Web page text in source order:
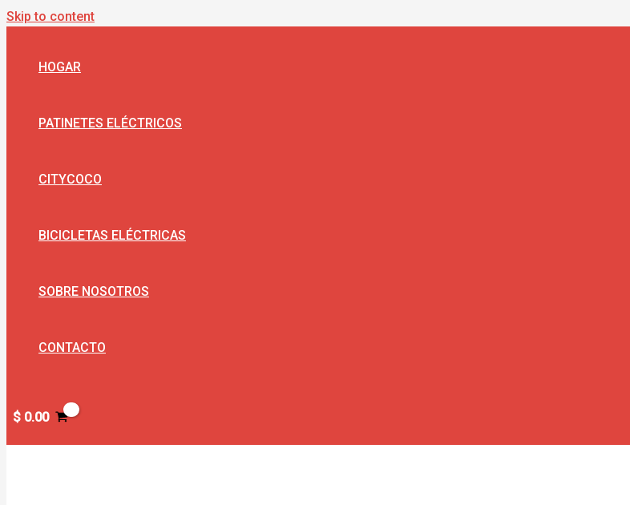
Skip to content
HOGAR
PATINETES ELÉCTRICOS
CITYCOCO
BICICLETAS ELÉCTRICAS
SOBRE NOSOTROS
CONTACTO
$ 0.00